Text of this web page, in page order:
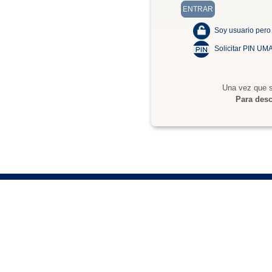
Soy usuario
Solicitar PIN
Una vez que
Para